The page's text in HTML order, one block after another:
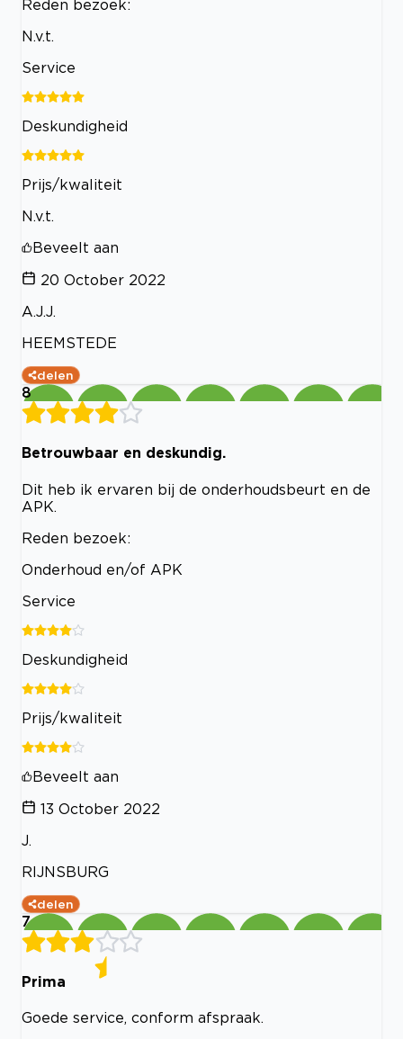
Reden bezoek:
N.v.t.
Service
Deskundigheid
Prijs/kwaliteit
N.v.t.
Beveelt aan
20 October 2022
A.J.J.
HEEMSTEDE
delen
8
Betrouwbaar en deskundig.
Dit heb ik ervaren bij de onderhoudsbeurt en de
APK.
Reden bezoek:
Onderhoud en/of APK
Service
Deskundigheid
Prijs/kwaliteit
Beveelt aan
13 October 2022
J.
RIJNSBURG
delen
7
Prima
Goede service, conform afspraak.